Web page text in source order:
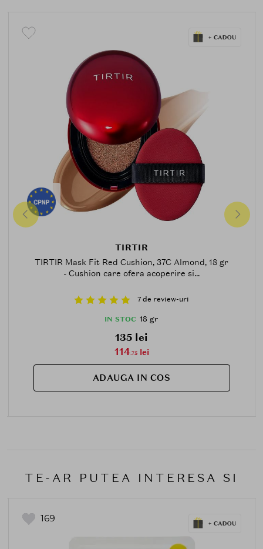
TIRTIR
TIRTIR Mask Fit Red Cushion, 37C Almond, 18 gr
- Cushion care ofera acoperire si...
7 de review-uri
IN STOC 18 gr
135 lei
114.75lei
ADAUGA IN COS
TE-AR PUTEA INTERESA SI
169